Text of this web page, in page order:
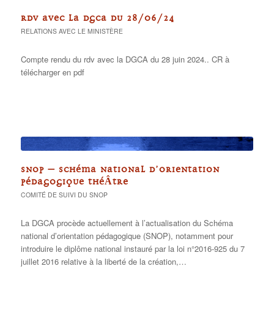
RDV AVEC LA DGCA DU 28/06/24
RELATIONS AVEC LE MINISTÈRE
Compte rendu du rdv avec la DGCA du 28 juin 2024.. CR à
télécharger en pdf
SNOP – SCHÉMA NATIONAL D’ORIENTATION
PÉDAGOGIQUE THÉÂTRE
COMITÉ DE SUIVI DU SNOP
La DGCA procède actuellement à l’actualisation du Schéma
national d’orientation pédagogique (SNOP), notamment pour
introduire le diplôme national instauré par la loi n°2016-925 du 7
juillet 2016 relative à la liberté de la création,…